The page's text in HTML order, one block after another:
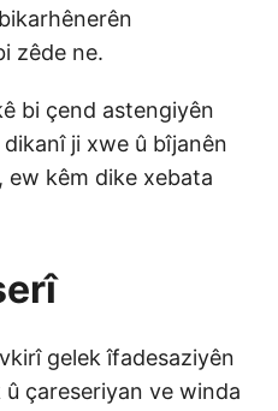
zêde ne.
bi çend astengiyên
ji xwe û bîjanên
ew kêm dike xebata
gelek îfadesaziyên
çareseriyan ve winda